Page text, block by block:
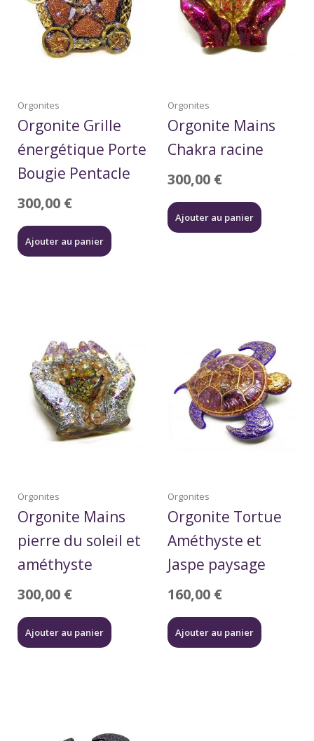
Orgonites
Orgonite Grille
énergétique Porte
Bougie Pentacle
300,00 €
Ajouter au panier
Orgonites
Orgonite Mains
Chakra racine
300,00 €
Ajouter au panier
Orgonites
Orgonite Mains
pierre du soleil et
améthyste
300,00 €
Ajouter au panier
Orgonites
Orgonite Tortue
Améthyste et
Jaspe paysage
160,00 €
Ajouter au panier